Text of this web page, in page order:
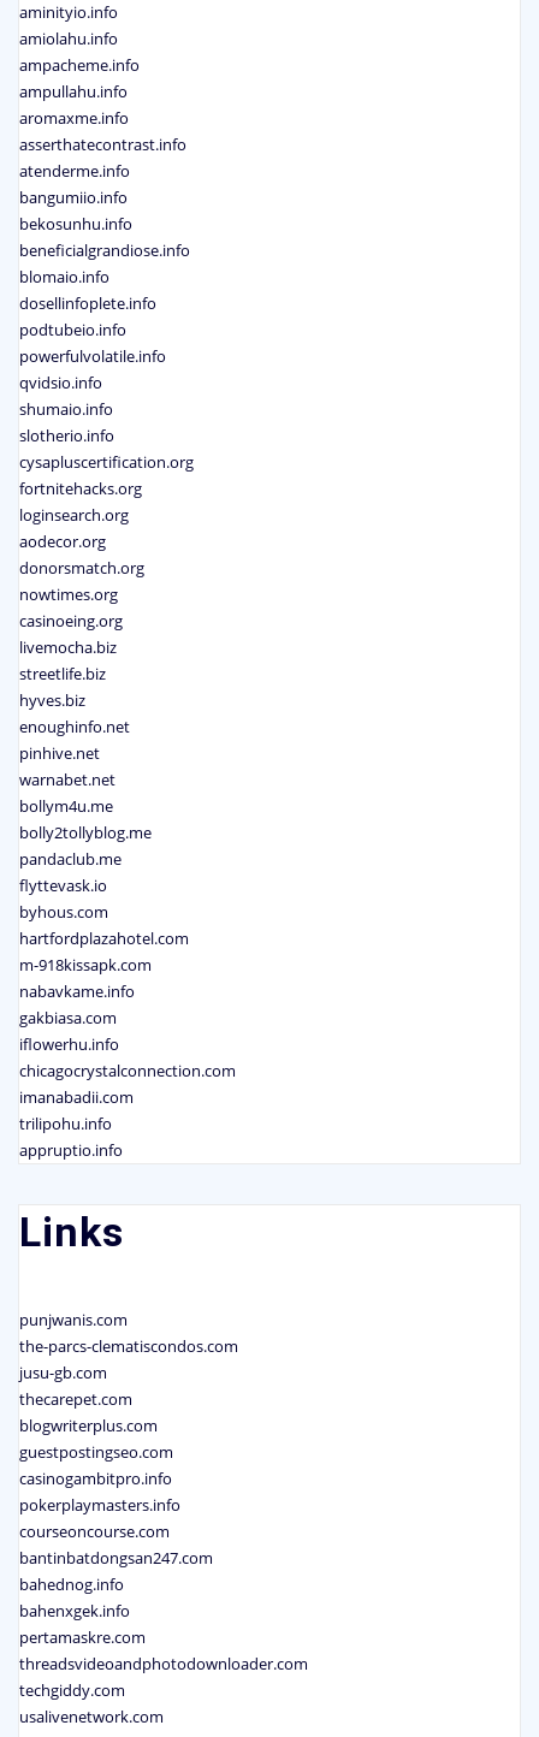
aminityio.info
amiolahu.info
ampacheme.info
ampullahu.info
aromaxme.info
asserthatecontrast.info
atenderme.info
bangumiio.info
bekosunhu.info
beneficialgrandiose.info
blomaio.info
dosellinfoplete.info
podtubeio.info
powerfulvolatile.info
qvidsio.info
shumaio.info
slotherio.info
cysapluscertification.org
fortnitehacks.org
loginsearch.org
aodecor.org
donorsmatch.org
nowtimes.org
casinoeing.org
livemocha.biz
streetlife.biz
hyves.biz
enoughinfo.net
pinhive.net
warnabet.net
bollym4u.me
bolly2tollyblog.me
pandaclub.me
flyttevask.io
byhous.com
hartfordplazahotel.com
m-918kissapk.com
nabavkame.info
gakbiasa.com
iflowerhu.info
chicagocrystalconnection.com
imanabadii.com
trilipohu.info
appruptio.info
Links
punjwanis.com
the-parcs-clematiscondos.com
jusu-gb.com
thecarepet.com
blogwriterplus.com
guestpostingseo.com
casinogambitpro.info
pokerplaymasters.info
courseoncourse.com
bantinbatdongsan247.com
bahednog.info
bahenxgek.info
pertamaskre.com
threadsvideoandphotodownloader.com
techgiddy.com
usalivenetwork.com